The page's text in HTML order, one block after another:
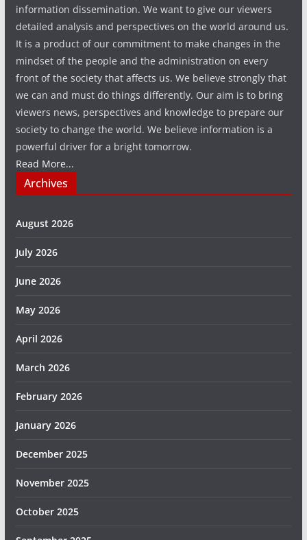
information dissemination. We want to give our viewers
detailed analysis and perspectives on the world around us.
It is a product of our commitment to make changes in the
mindset of the people and the administration on every
front of the society that affects us. We believe strongly that
we can and must do things differently. Our aim is to bring
viewers news, perspectives and knowledge to prepare our
society to change the world. We believe information is a
powerful driver for a bright tomorrow.
Read More...
Archives
August 2026
July 2026
June 2026
May 2026
April 2026
March 2026
February 2026
January 2026
December 2025
November 2025
October 2025